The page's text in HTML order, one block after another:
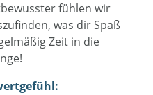
fühlen wir
was dir Spaß
Zeit in die